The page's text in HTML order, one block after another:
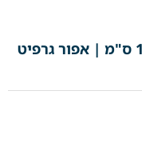
מזלף יד מלבני ענק 3 מצבים 11X9 ס"מ | אפור גרפיט